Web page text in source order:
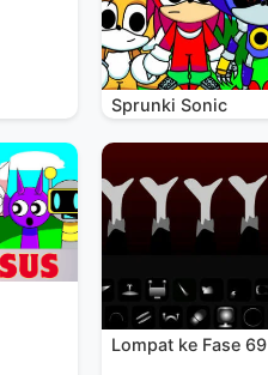
Sprunki Sonic
Lompat ke Fase 69